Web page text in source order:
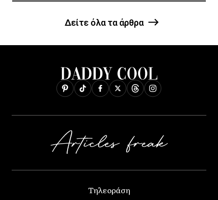
Δείτε όλα τα άρθρα
Τηλεοράση